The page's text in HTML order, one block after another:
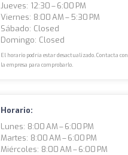
Jueves: 12:30 – 6:00 PM
Viernes: 8:00 AM – 5:30 PM
Sábado: Closed
Domingo: Closed
El horario podría estar desactualizado. Contacta con
la empresa para comprobarlo.
Horario:
Lunes: 8:00 AM – 6:00 PM
Martes: 8:00 AM – 6:00 PM
Miércoles: 8:00 AM – 6:00 PM